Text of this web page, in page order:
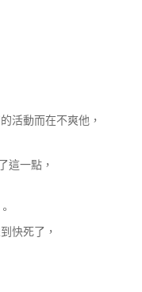
活動而在不爽他，
這一點，
快死了，